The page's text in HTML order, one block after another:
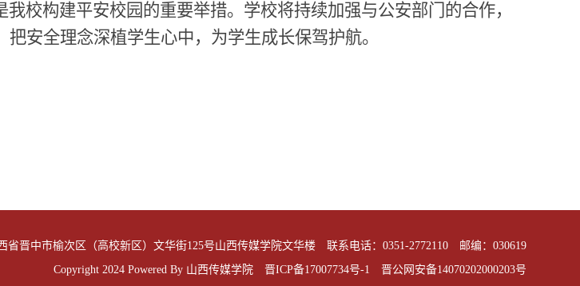
校构建平安校园的重要举措。学校将持续加强与公安部门的合作，
安全理念深植学生心中，为学生成长保驾护航。
省晋中市榆次区（高校新区）文华街125号山西传媒学院文华楼 联系电话：0351-2772110 邮编：030619
Copyright 2024 Powered By 山西传媒学院 晋ICP备17007734号-1 晋公网安备14070202000203号